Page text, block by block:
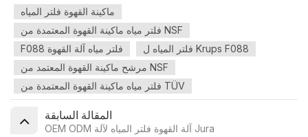
ماكينة القهوة فلتر المياه
فلتر مياه ماكينة القهوة المعتمدة من NSF
F088 فلتر مياه آلة القهوة
فلتر المياه ل Krups F088
مرشح ماكينة القهوة المعتمد من NSF
فلتر مياه ماكينة القهوة المعتمدة من TÜV
المقالة السابقة
OEM ODM آلة القهوة فلتر المياه لآلة Jura